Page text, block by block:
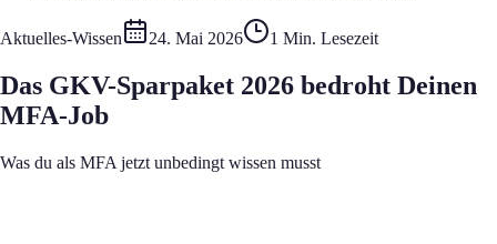
Aktuelles-Wissen 24. Mai 2026 1 Min. Lesezeit
Das GKV-Sparpaket 2026 bedroht Deinen
MFA-Job
Was du als MFA jetzt unbedingt wissen musst